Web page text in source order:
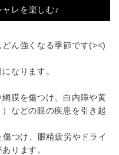
レを楽しむ♪
ん強くなる季節です(><)
なります。
膜を傷つけ、白内障や黄
などの眼の疾患を引き起
つけ、眼精疲労やドライ
ります。